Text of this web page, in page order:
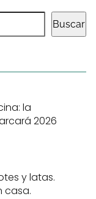
Buscar
la
2026
y latas.
casa.